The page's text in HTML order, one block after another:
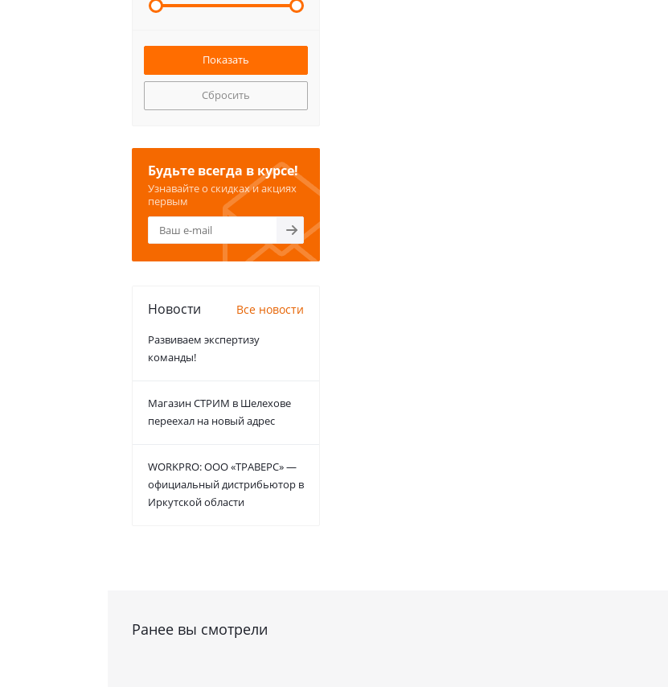
Сбросить
Будьте всегда в курсе!
Узнавайте о скидках и акциях
первым
Новости Все новости
Развиваем экспертизу
команды!
Магазин СТРИМ в Шелехове
переехал на новый адрес
WORKPRO: ООО «ТРАВЕРС» —
официальный дистрибьютор в
Иркутской области
Ранее вы смотрели